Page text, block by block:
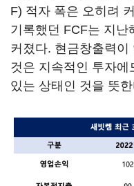
F) 적자 폭은 오히려
기록했던 FCF는 지난
커졌다. 현금창출력
것은 지속적인 투자
있는 상태인 것을 뜻